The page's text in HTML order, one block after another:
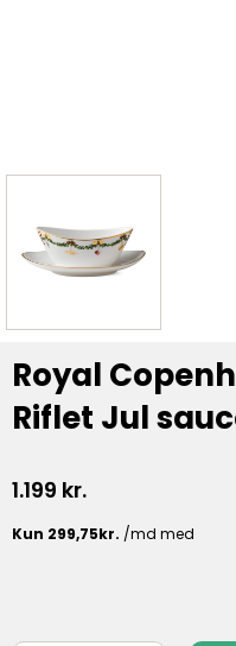
Royal
Riflet Jul
1.199 kr.